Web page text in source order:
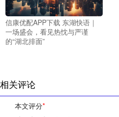
信康优配APP下载 东湖快语｜
一场盛会，看见热忱与严谨
的“湖北排面”
相关评论
本文评分*